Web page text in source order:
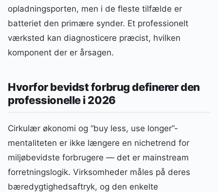
opladningsporten, men i de fleste tilfælde er
batteriet den primære synder. Et professionelt
værksted kan diagnosticere præcist, hvilken
komponent der er årsagen.
Hvorfor bevidst forbrug definerer den
professionelle i 2026
Cirkulær økonomi og “buy less, use longer”-
mentaliteten er ikke længere en nichetrend for
miljøbevidste forbrugere — det er mainstream
forretningslogik. Virksomheder måles på deres
bæredygtighedsaftryk, og den enkelte